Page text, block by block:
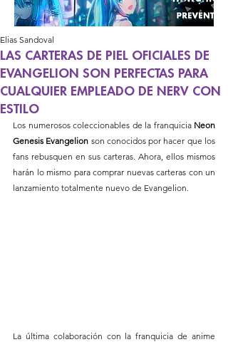
LAS CARTERAS DE PIEL OFICIALES DE
EVANGELION SON PERFECTAS PARA
CUALQUIER EMPLEADO DE NERV CON
ESTILO
Elias Sandoval
Los numerosos coleccionables de la franquicia Neon
Genesis Evangelion son conocidos por hacer que los
fans rebusquen en sus carteras. Ahora, ellos mismos
harán lo mismo para comprar nuevas carteras con un
lanzamiento totalmente nuevo de Evangelion.
La última colaboración con la franquicia de anime